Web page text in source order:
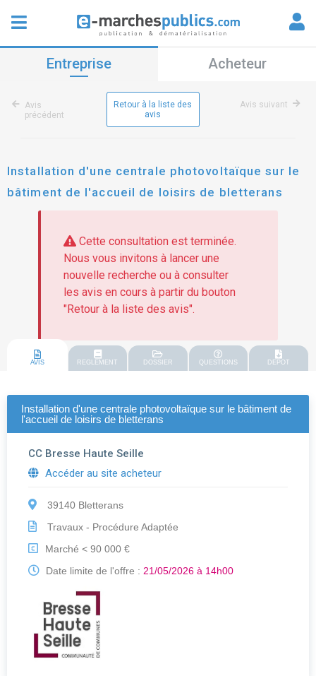
Entreprise Acheteur
Avis
précédent
Retour à la liste des
avis
Avis suivant
Installation d'une centrale photovoltaïque sur le
bâtiment de l'accueil de loisirs de bletterans
Cette consultation est terminée.
Nous vous invitons à lancer une
nouvelle recherche ou à consulter
les avis en cours à partir du bouton
"Retour à la liste des avis".
AVIS REGLEMENT DOSSIER QUESTIONS DEPOT
Installation d'une centrale photovoltaïque sur le bâtiment de
l'accueil de loisirs de bletterans
CC Bresse Haute Seille
Accéder au site acheteur
39140 Bletterans
Travaux - Procédure Adaptée
€
Marché < 90 000 €
Date limite de l'offre : 21/05/2026 à 14h00